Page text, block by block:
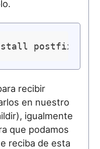
recibir
en nuestro
igualmente
que podamos
reciba de esta